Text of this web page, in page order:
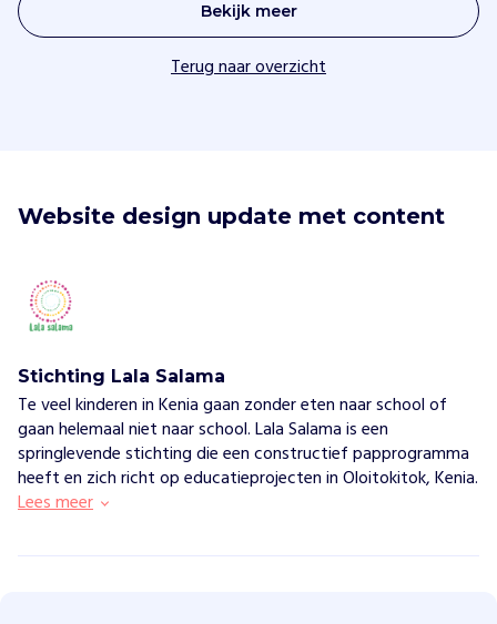
Bekijk meer
Terug naar overzicht
Website design update met content
Stichting Lala Salama
Te veel kinderen in Kenia gaan zonder eten naar school of
gaan helemaal niet naar school. Lala Salama is een
springlevende stichting die een constructief papprogramma
heeft en zich richt op educatieprojecten in Oloitokitok, Kenia.
Lees meer